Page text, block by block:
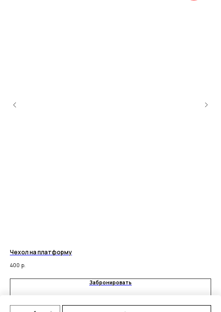
Чехол на платформу
400 р.
Забронировать